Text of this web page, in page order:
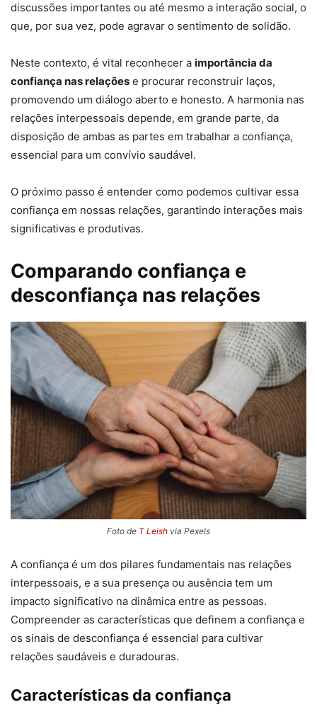
discussões importantes ou até mesmo a interação social, o
que, por sua vez, pode agravar o sentimento de solidão.
Neste contexto, é vital reconhecer a importância da
confiança nas relações e procurar reconstruir laços,
promovendo um diálogo aberto e honesto. A harmonia nas
relações interpessoais depende, em grande parte, da
disposição de ambas as partes em trabalhar a confiança,
essencial para um convívio saudável.
O próximo passo é entender como podemos cultivar essa
confiança em nossas relações, garantindo interações mais
significativas e produtivas.
Comparando confiança e
desconfiança nas relações
Foto de T Leish via Pexels
A confiança é um dos pilares fundamentais nas relações
interpessoais, e a sua presença ou ausência tem um
impacto significativo na dinâmica entre as pessoas.
Compreender as características que definem a confiança e
os sinais de desconfiança é essencial para cultivar
relações saudáveis e duradouras.
Características da confiança